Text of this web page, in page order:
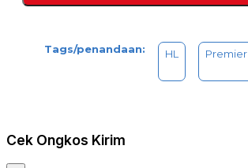
Tags/penandaan: HL Premier
Cek Ongkos Kirim